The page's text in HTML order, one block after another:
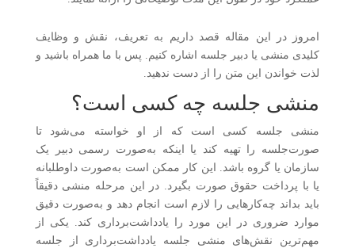
امروز در این مقاله قصد داریم به تعریف، نقش و وظایف
کلیدی منشی یا دبیر جلسه اشاره کنیم. پس با ما همراه باشید و
لذت خواندن این متن را از دست ندهید.
منشی جلسه چه کسی است؟
منشی جلسه کسی است که از او خواسته می‌شود تا
صورت‌جلسه را تهیه کند یا اینکه به‌صورت رسمی دبیر یک
سازمان یا گروه باشد. این کار ممکن است به‌صورت داوطلبانه
یا با پرداخت حقوق صورت بگیرد. در این مرحله منشی دقیقاً
باید بداند چه‌کارهایی را لازم است انجام دهد و به‌صورت دقیق
موارد ضروری در این مورد را یادداشت‌برداری کند. یکی از
مهم‌ترین نقش‌های منشی جلسه یادداشت‌برداری از جلسه